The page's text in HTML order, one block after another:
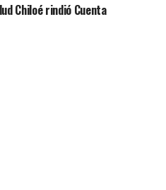
Chiloé rindió Cuenta